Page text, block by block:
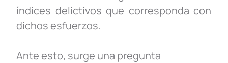
índices delictivos que corresponda con
dichos esfuerzos.
Ante esto, surge una pregunta